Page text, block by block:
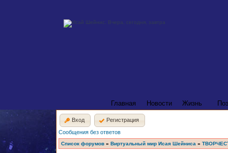
Главная Новости Жизнь
Вход
Регистрация
Сообщения без ответов
Список форумов » Виртуальный мир Исая Шейниса »